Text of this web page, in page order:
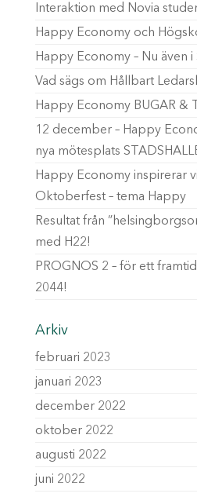
Interaktion med Novia
Happy Economy och
Happy Economy – Nu även
Vad sägs om Hållbart
Happy Economy BUGAR &
12 december – Happy
nya mötesplats
Happy Economy inspirerar
Oktoberfest – tema Happy
Resultat från
med H22!
PROGNOS 2 – för ett
2044!
Arkiv
februari 2023
januari 2023
december 2022
oktober 2022
augusti 2022
juni 2022